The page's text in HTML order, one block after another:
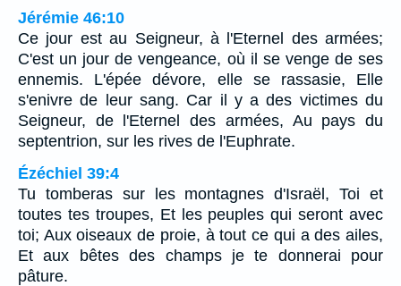
Jérémie 46:10
Ce jour est au Seigneur, à l'Eternel des armées;
C'est un jour de vengeance, où il se venge de ses
ennemis. L'épée dévore, elle se rassasie, Elle
s'enivre de leur sang. Car il y a des victimes du
Seigneur, de l'Eternel des armées, Au pays du
septentrion, sur les rives de l'Euphrate.
Ézéchiel 39:4
Tu tomberas sur les montagnes d'Israël, Toi et
toutes tes troupes, Et les peuples qui seront avec
toi; Aux oiseaux de proie, à tout ce qui a des ailes,
Et aux bêtes des champs je te donnerai pour
pâture.